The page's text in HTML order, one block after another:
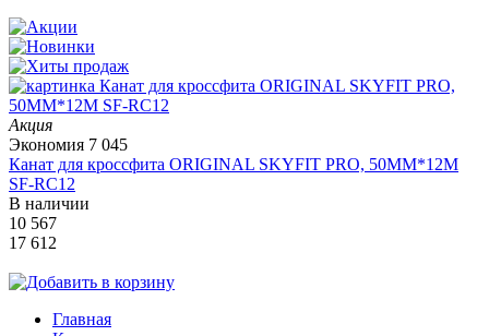
Акция
Экономия 7 045
Канат для кроссфита ORIGINAL SKYFIT PRO, 50MM*12M
SF-RС12
В наличии
10 567
17 612
Главная